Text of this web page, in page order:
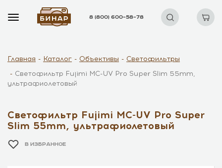
8 (800) 600–58–78
Главная Каталог Объективы
Светофильтры
Светофильтр Fujimi MC-UV Pro Super Slim 55mm,
ультрафиолетовый
Светофильтр Fujimi MC-UV Pro Super
Slim 55mm, ультрафиолетовый
В ИЗБРАННОЕ